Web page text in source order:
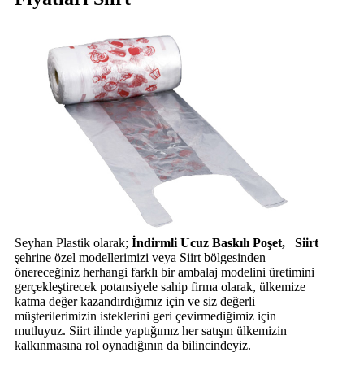
Seyhan Plastik olarak; İndirmli Ucuz Baskılı Poşet, Siirt
şehrine özel modellerimizi veya Siirt bölgesinden
önereceğiniz herhangi farklı bir ambalaj modelini üretimini
gerçekleştirecek potansiyele sahip firma olarak, ülkemize
katma değer kazandırdığımız için ve siz değerli
müşterilerimizin isteklerini geri çevirmediğimiz için
mutluyuz. Siirt ilinde yaptığımız her satışın ülkemizin
kalkınmasına rol oynadığının da bilincindeyiz.